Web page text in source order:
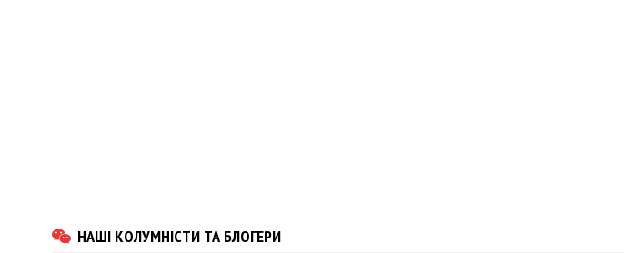
НАШІ КОЛУМНІСТИ ТА БЛОГЕРИ